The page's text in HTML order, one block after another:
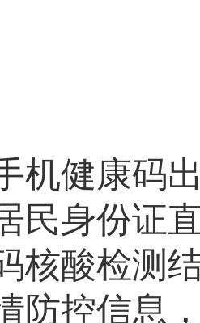
机健康码
民身份证
核酸检测
防控信息